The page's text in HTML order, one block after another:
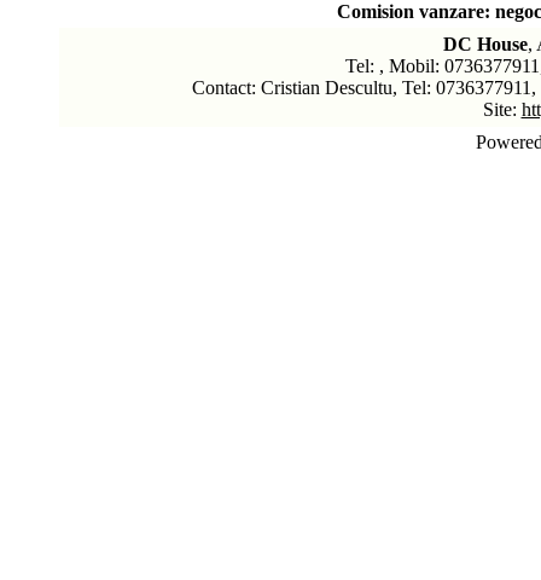
Comision vanzare:
DC House,
Tel: , Mobil:
Contact: Cristian Descultu, Tel:
Site: